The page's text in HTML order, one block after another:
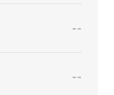
--
--